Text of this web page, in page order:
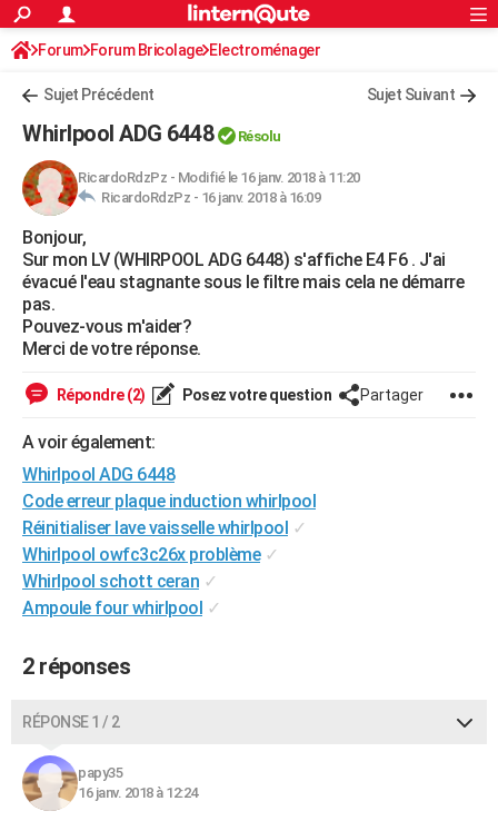
ACTUALITÉS
Politique
Société
Faits Divers
Education
Monde
Villes
+
FINANCE
Retraite
Impôts
Epargne
Immobilier
Risques naturels par ville
Banque
Assurance
Crédit
AUTO
Essais
Réserver un essai
Citadines
Berlines
SUV
Forum auto
+HIGH-TECH
Mobiles
Meilleur smartphone
Internet
Ordinateurs
Jeux vidéo
Guide high-tech
+BRICOLAGE
Forum
Aménagement intérieur
Extérieur
Cuisine
Salle de bains
Jardinage
Rangement
WEEK-END
Guides de France
Escapades
Patrimoine
Expositions
Musées
Week-end nature
LIFESTYLE
SANTE
Alimentation
Guide de la santé
Maladies
Médicaments
Sommeil
VOYAGE
Destinations
City break
Voyage nature
Voyage de noces
Forum
Climat
+PHOTO
GUIDES D'ACHAT
BONS PLANS
CARTE DE VOEUX
COPAINS D'AVANT
S'inscrire
Connexion
Forum Forum Bricolage Electroménager
Sujet Précédent Sujet Suivant
Whirlpool ADG 6448 Résolu
RicardoRdzPz - Modifié le 16 janv. 2018 à 11:20
RicardoRdzPz - 16 janv. 2018 à 16:09
Bonjour,
Sur mon LV (WHIRPOOL ADG 6448) s'affiche E4 F6 . J'ai
évacué l'eau stagnante sous le filtre mais cela ne démarre
pas.
Pouvez-vous m'aider?
Merci de votre réponse.
Répondre (2) Posez votre question Partager
A voir également:
Whirlpool ADG 6448
Code erreur plaque induction whirlpool
Réinitialiser lave vaisselle whirlpool ✓
Whirlpool owfc3c26x problème ✓
Whirlpool schott ceran ✓
Ampoule four whirlpool ✓
2 réponses
RÉPONSE 1 / 2
papy35
16 janv. 2018 à 12:24